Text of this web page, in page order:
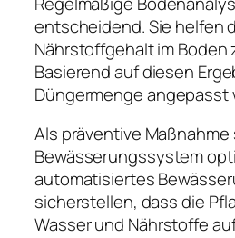
entscheidend. Sie helfen
Nährstoffgehalt im Boden
Basierend auf diesen
Düngermenge angepasst
Als präventive
Bewässerungssystem
automatisiertes
sicherstellen, dass die
Wasser und Nährstoffe